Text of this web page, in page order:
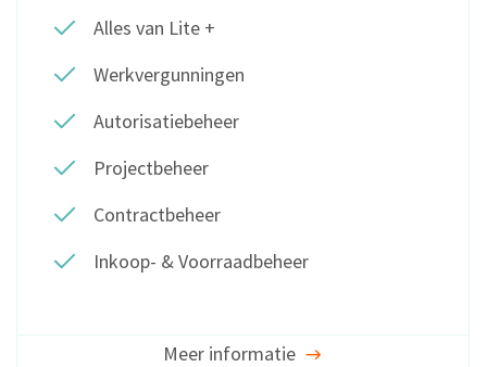
Alles van Lite +
Werkvergunningen
Autorisatiebeheer
Projectbeheer
Contractbeheer
Inkoop- & Voorraadbeheer
Meer informatie